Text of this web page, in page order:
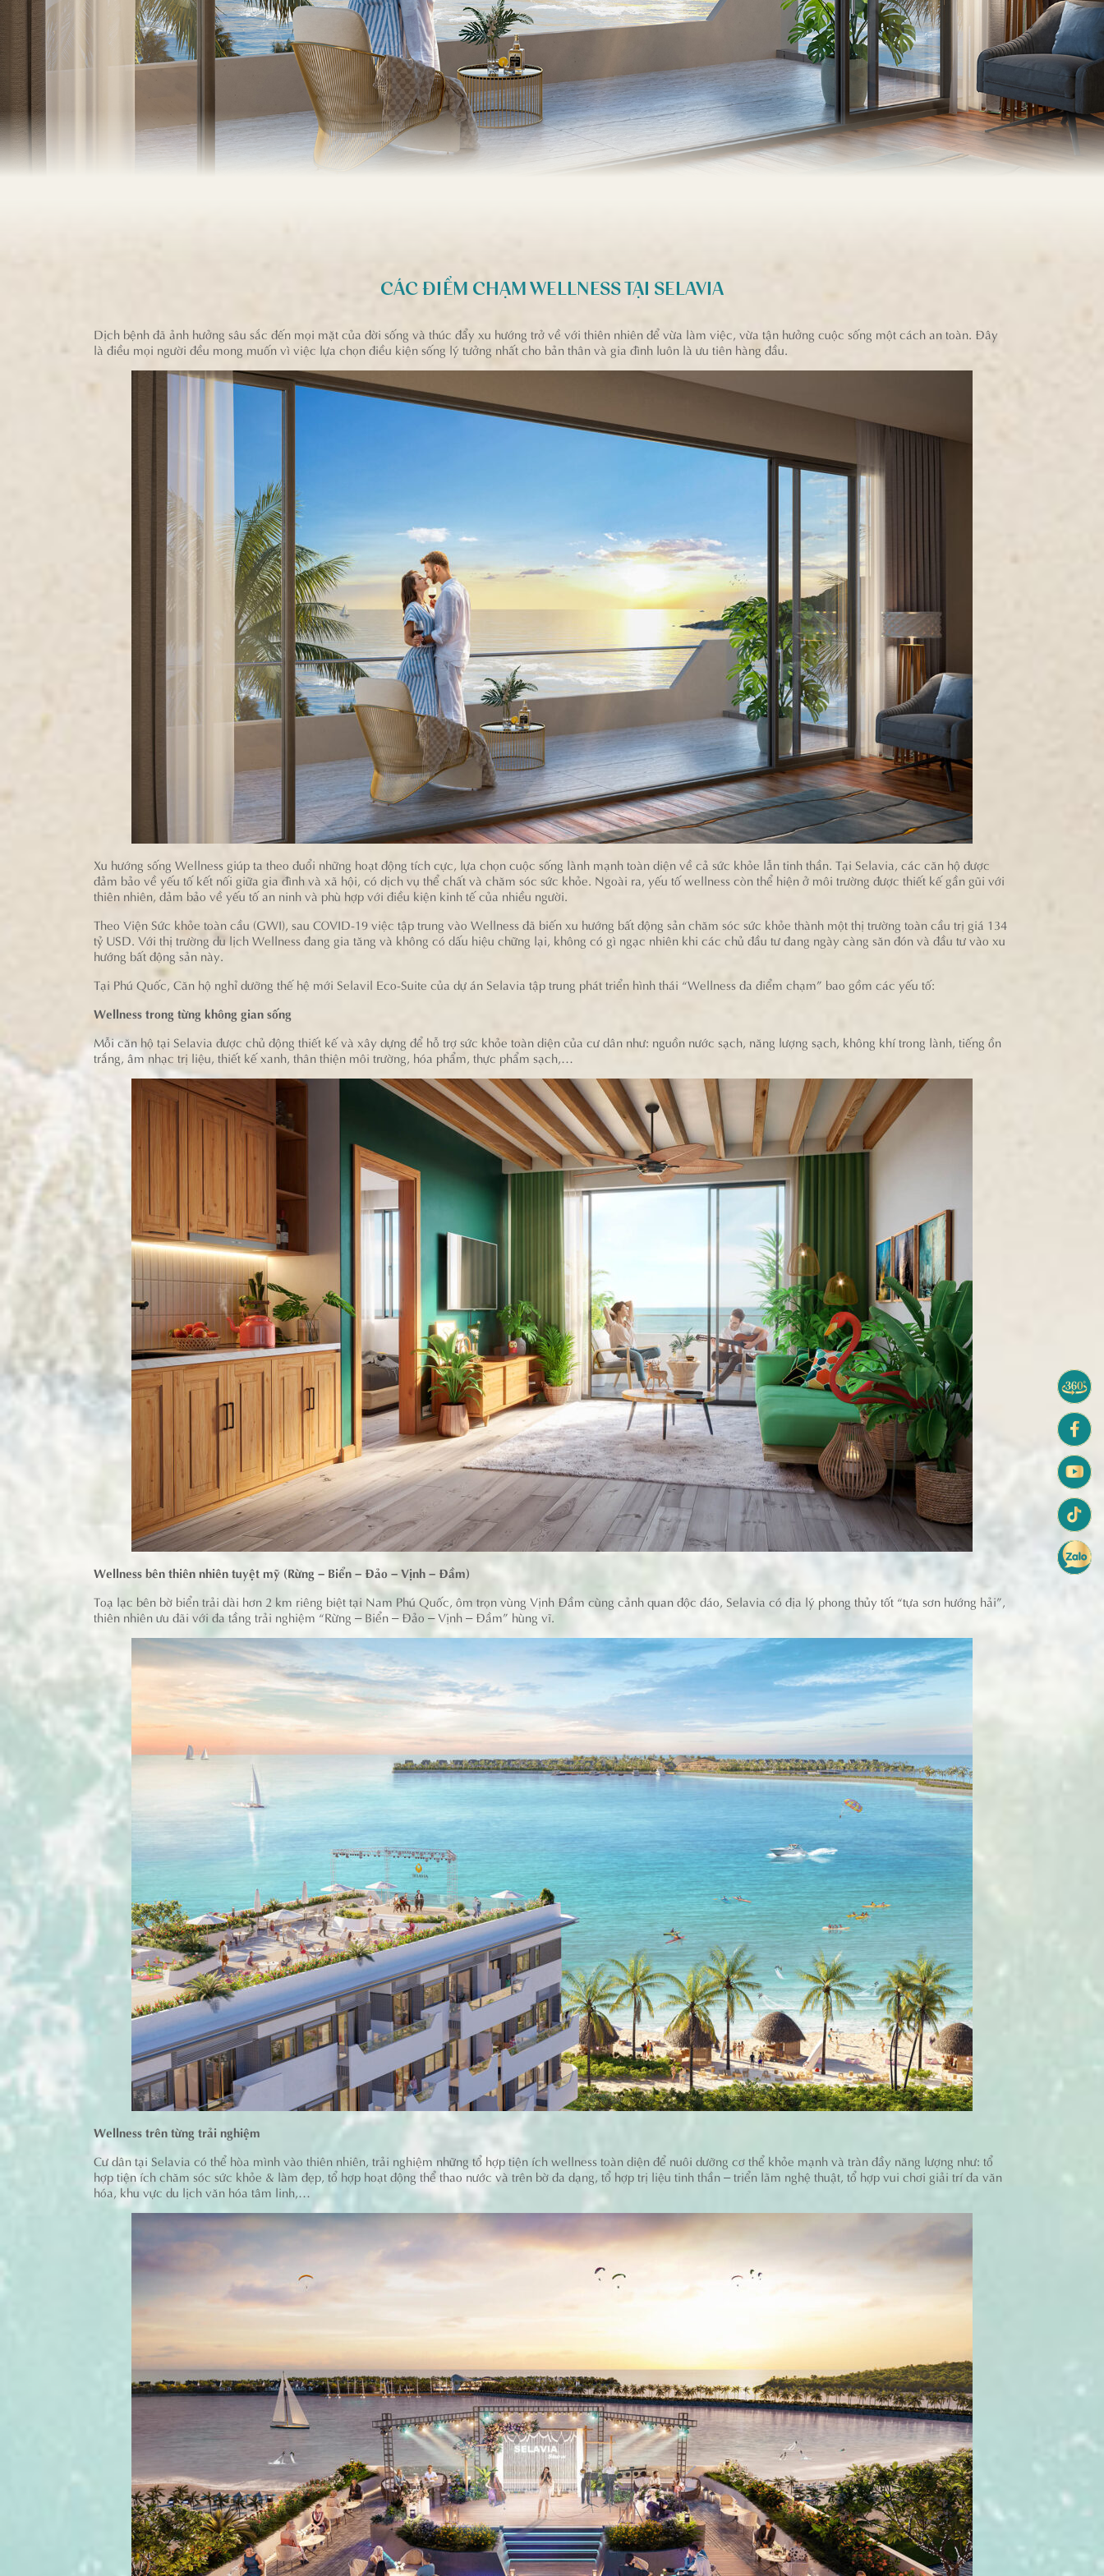
CÁC ĐIỂM CHẠM WELLNESS TẠI SELAVIA
Dịch bệnh đã ảnh hưởng sâu sắc đến mọi mặt của đời sống và thúc đẩy xu hướng trở về với thiên nhiên để vừa làm việc, vừa tận hưởng cuộc sống một cách an toàn. Đây
là điều mọi người đều mong muốn vì việc lựa chọn điều kiện sống lý tưởng nhất cho bản thân và gia đình luôn là ưu tiên hàng đầu.
Xu hướng sống Wellness giúp ta theo đuổi những hoạt động tích cực, lựa chọn cuộc sống lành mạnh toàn diện về cả sức khỏe lẫn tinh thần. Tại Selavia, các căn hộ được
đảm bảo về yếu tố kết nối giữa gia đình và xã hội, có dịch vụ thể chất và chăm sóc sức khỏe. Ngoài ra, yếu tố wellness còn thể hiện ở môi trường được thiết kế gần gũi với
thiên nhiên, đảm bảo về yếu tố an ninh và phù hợp với điều kiện kinh tế của nhiều người.
Theo Viện Sức khỏe toàn cầu (GWI), sau COVID-19 việc tập trung vào Wellness đã biến xu hướng bất động sản chăm sóc sức khỏe thành một thị trường toàn cầu trị giá 134
tỷ USD. Với thị trường du lịch Wellness đang gia tăng và không có dấu hiệu chững lại, không có gì ngạc nhiên khi các chủ đầu tư đang ngày càng săn đón và đầu tư vào xu
hướng bất động sản này.
Tại Phú Quốc, Căn hộ nghỉ dưỡng thế hệ mới Selavil Eco-Suite của dự án Selavia tập trung phát triển hình thái “Wellness đa điểm chạm” bao gồm các yếu tố:
Wellness trong từng không gian sống
Mỗi căn hộ tại Selavia được chủ động thiết kế và xây dựng để hỗ trợ sức khỏe toàn diện của cư dân như: nguồn nước sạch, năng lượng sạch, không khí trong lành, tiếng ồn
trắng, âm nhạc trị liệu, thiết kế xanh, thân thiện môi trường, hóa phẩm, thực phẩm sạch,…
Wellness bên thiên nhiên tuyệt mỹ (Rừng – Biển – Đảo – Vịnh – Đầm)
Toạ lạc bên bờ biển trải dài hơn 2 km riêng biệt tại Nam Phú Quốc, ôm trọn vùng Vịnh Đầm cùng cảnh quan độc đáo, Selavia có địa lý phong thủy tốt “tựa sơn hướng hải”,
thiên nhiên ưu đãi với đa tầng trải nghiệm “Rừng – Biển – Đảo – Vịnh – Đầm” hùng vĩ.
Wellness trên từng trải nghiệm
Cư dân tại Selavia có thể hòa mình vào thiên nhiên, trải nghiệm những tổ hợp tiện ích wellness toàn diện để nuôi dưỡng cơ thể khỏe mạnh và tràn đầy năng lượng như: tổ
hợp tiện ích chăm sóc sức khỏe & làm đẹp, tổ hợp hoạt động thể thao nước và trên bờ đa dạng, tổ hợp trị liệu tinh thần – triển lãm nghệ thuật, tổ hợp vui chơi giải trí đa văn
hóa, khu vực du lịch văn hóa tâm linh,…